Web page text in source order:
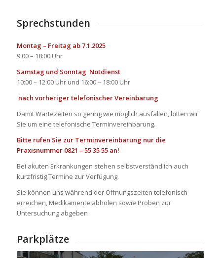
Sprechstunden
Montag – Freitag ab 7.1.2025
9:00 – 18:00 Uhr
Samstag und Sonntag Notdienst
10:00 – 12:00 Uhr und 16:00 – 18:00 Uhr
nach vorheriger telefonischer Vereinbarung
Damit Wartezeiten so gering wie möglich ausfallen, bitten wir
Sie um eine telefonische Terminvereinbarung.
Bitte rufen Sie zur Terminvereinbarung nur die
Praxisnummer 0821 – 55 35 55 an!
Bei akuten Erkrankungen stehen selbstverständlich auch
kurzfristig Termine zur Verfügung.
Sie können uns während der Öffnungszeiten telefonisch
erreichen, Medikamente abholen sowie Proben zur
Untersuchung abgeben
Parkplätze